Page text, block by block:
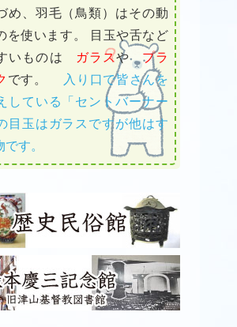
め、羽毛（鳥類）はその動
を使います。 目玉や舌など
いものは
ガラスや
プラ
です。
入り口で皆さんを
している「セントバーナー
目玉はガラスですが他はす
す。